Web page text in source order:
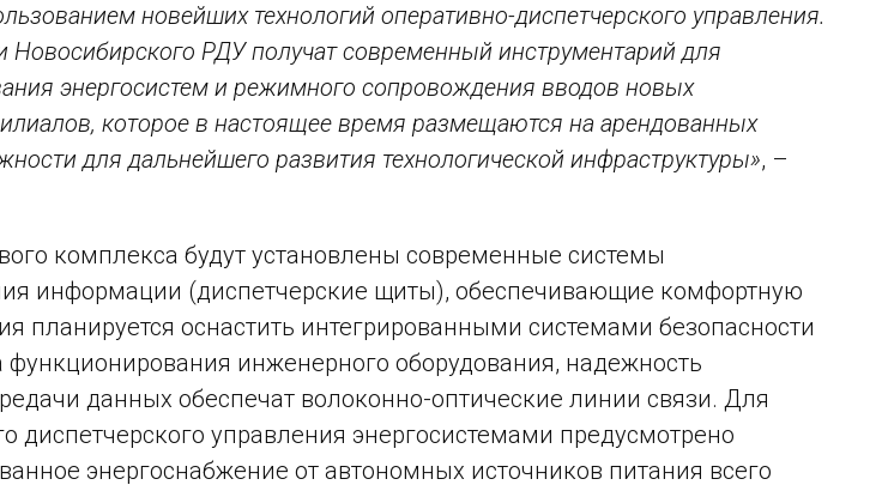
новейших технологий оперативно-диспетчерского управления.
РДУ получат современный инструментарий для
энергосистем и режимного сопровождения вводов новых
которое в настоящее время размещаются на арендованных
для дальнейшего развития технологической инфраструктуры», –
комплекса будут установлены современные системы
информации (диспетчерские щиты), обеспечивающие комфортную
планируется оснастить интегрированными системами безопасности
инженерного оборудования, надежность
данных обеспечат волоконно-оптические линии связи. Для
диспетчерского управления энергосистемами предусмотрено
энергоснабжение от автономных источников питания всего